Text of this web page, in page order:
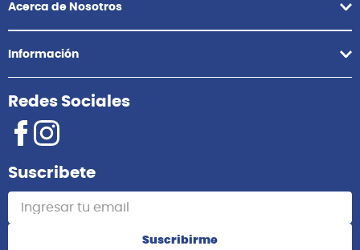
Acerca de Nosotros
Información
Redes Sociales
Suscribete
Suscribirme